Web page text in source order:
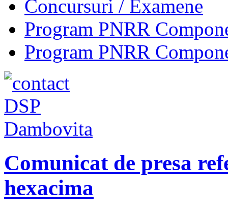
Concursuri / Examene
Program PNRR
Program PNRR
Comunicat de presa
hexacima